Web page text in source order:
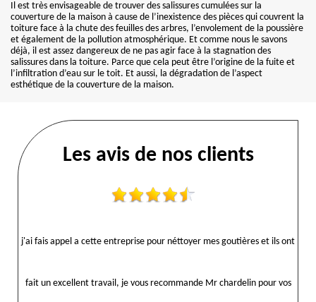
Il est très envisageable de trouver des salissures cumulées sur la
couverture de la maison à cause de l’inexistence des pièces qui couvrent la
toiture face à la chute des feuilles des arbres, l’envolement de la poussière
et également de la pollution atmosphérique. Et comme nous le savons
déjà, il est assez dangereux de ne pas agir face à la stagnation des
salissures dans la toiture. Parce que cela peut être l’origine de la fuite et
l’infiltration d’eau sur le toit. Et aussi, la dégradation de l’aspect
esthétique de la couverture de la maison.
Les avis de nos clients
j'ai fais appel a cette entreprise pour néttoyer mes goutières et ils ont
fait un excellent travail, je vous recommande Mr chardelin pour vos